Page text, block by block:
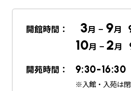
開館時間： 3月 − 9月
10月 − 2月
開苑時間：
9:30-16:30
※入館・入苑は